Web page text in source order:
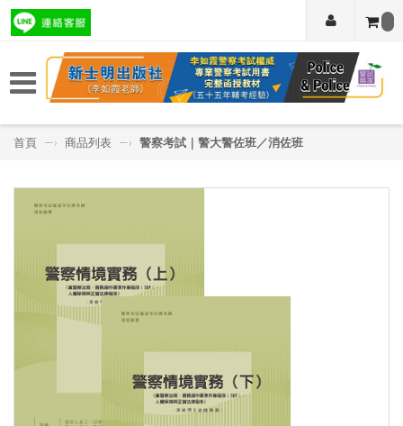
首頁 —› 商品列表 —› 警察考試｜警大警佐班／消佐班